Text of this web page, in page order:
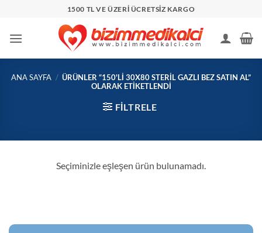
1500 TL VE ÜZERİ ÜCRETSİZ KARGO
ANA SAYFA / ÜRÜNLER “150'LI 30X80 STERIL GAZLI BEZ SATIN AL”
OLARAK ETIKETLENDI
FILTRELE
Seçiminizle eşleşen ürün bulunamadı.